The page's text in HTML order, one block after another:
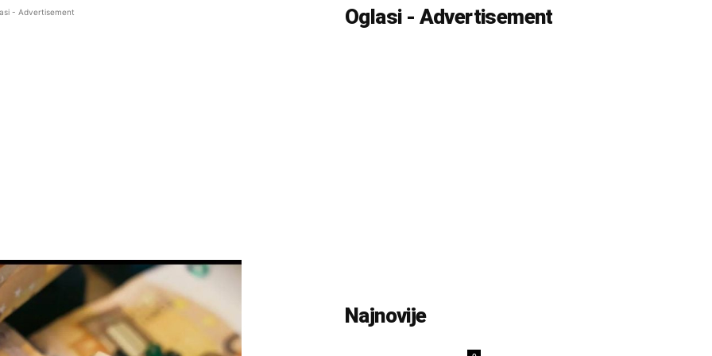
- Advertisement Oglasi - Advertisement
Najnovije